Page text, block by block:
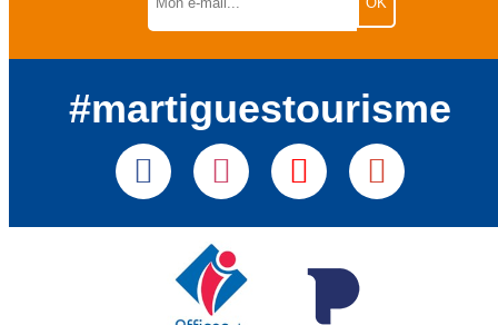
#martiguestourisme